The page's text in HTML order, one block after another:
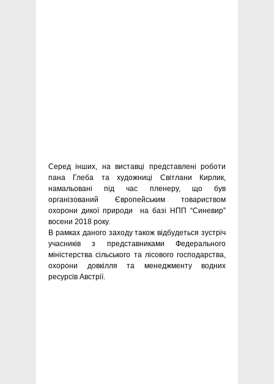
Серед інших, на виставці представлені роботи
пана Глеба та художниці Світлани Кирлик,
намальовані під час пленеру, що був
організований Європейським товариством
охорони дикої природи на базі НПП “Синевир”
восени 2018 року.
В рамках даного заходу також відбудеться зустріч
учасників з представниками Федерального
міністерства сільського та лісового господарства,
охорони довкілля та менеджменту водних
ресурсів Австрії.